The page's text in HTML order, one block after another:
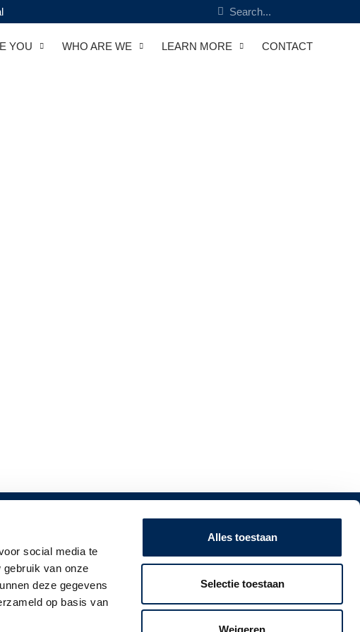
social media te
van onze
deze gegevens
op basis van
Alles toestaan
Selectie toestaan
Weigeren
YOU WHO ARE WE LEARN MORE CONTACT
SUBSCRIBE TO OUR NEWSLETTER!
Stay up to date on employer obligations in the
Netherlands, Belgium, Germany, France, the
United Kingdom and Italy.